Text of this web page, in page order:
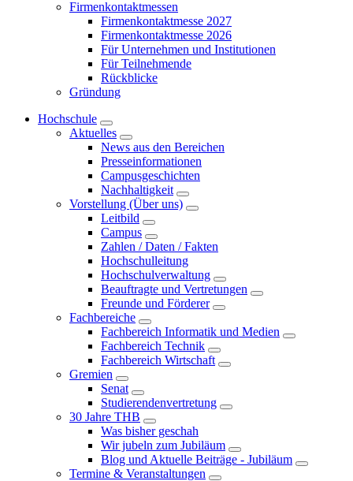
Firmenkontaktmessen
Firmenkontaktmesse 2027
Firmenkontaktmesse 2026
Für Unternehmen und Institutionen
Für Teilnehmende
Rückblicke
Gründung
Hochschule
Aktuelles
News aus den Bereichen
Presseinformationen
Campusgeschichten
Nachhaltigkeit
Vorstellung (Über uns)
Leitbild
Campus
Zahlen / Daten / Fakten
Hochschulleitung
Hochschulverwaltung
Beauftragte und Vertretungen
Freunde und Förderer
Fachbereiche
Fachbereich Informatik und Medien
Fachbereich Technik
Fachbereich Wirtschaft
Gremien
Senat
Studierendenvertretung
30 Jahre THB
Was bisher geschah
Wir jubeln zum Jubiläum
Blog und Aktuelle Beiträge - Jubiläum
Termine & Veranstaltungen